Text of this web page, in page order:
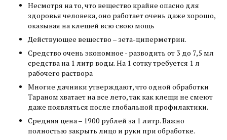
Несмотря на то, что вещество крайне опасно для
здоровья человека, оно работает очень даже хорошо,
оказывая на клещей всю свою мощь
Действующее вещество – зета-циперметрин.
Средство очень экономное - разводить от 3 до 7,5 мл
средства на 1 литр воды. На 1 сотку требуется 1 л
рабочего раствора
Многие дачники утверждают, что одной обработки
Тараном хватает на все лето, так как клещи не смеют
даже появляться после глобальной профилактики.
Средняя цена – 1900 рублей за 1 литр. Важно
полностью закрыть лицо и руки при обработке.